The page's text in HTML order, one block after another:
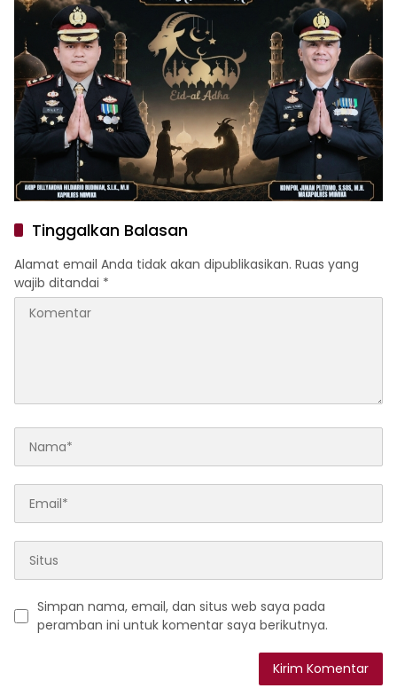
Tinggalkan Balasan
Alamat email Anda tidak akan dipublikasikan. Ruas yang
wajib ditandai *
Simpan nama, email, dan situs web saya pada
peramban ini untuk komentar saya berikutnya.